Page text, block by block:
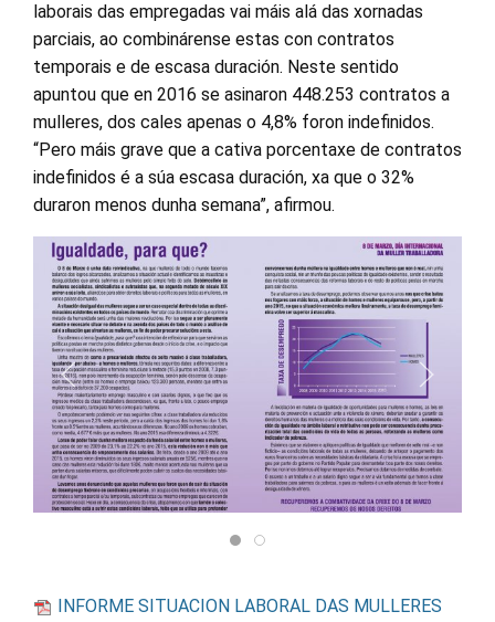
laborais das empregadas vai máis alá das xornadas
parciais, ao combinárense estas con contratos
temporais e de escasa duración. Neste sentido
apuntou que en 2016 se asinaron 448.253 contratos a
mulleres, dos cales apenas o 4,8% foron indefinidos.
“Pero máis grave que a cativa porcentaxe de contratos
indefinidos é a súa escasa duración, xa que o 32%
duraron menos dunha semana”, afirmou.
INFORME SITUACION LABORAL DAS MULLERES